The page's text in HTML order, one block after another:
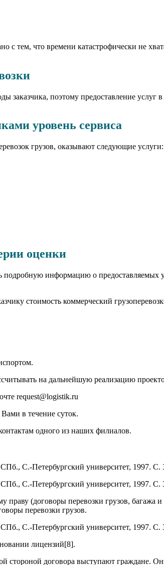
с тем, что времени катастрофически не
заказчика, поэтому предоставление услуг
уровень сервиса
грузов, оказывают следующие услуги:
оценки
подробную информацию о
стоимость коммерческий
на дальнейшую реализацию
request@logistik.ru
в течение суток.
одного из наших филиалов.
С.-Петербургский университет, 1997. С.
С.-Петербургский университет, 1997. С.
праву (договоры перевозки грузов, багажа
перевозки грузов.
С.-Петербургский университет, 1997. С.
лицензий[8].
стороной договора выступают граждане.